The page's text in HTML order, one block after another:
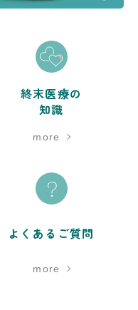
終末医療の
知識
more
よくあるご質問
more